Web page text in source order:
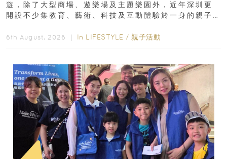
遊，除了大型商場、遊樂場及主題樂園外，近年深圳更
開設不少集教育、藝術、科技及互動體驗於一身的親子
6th August, 2026 ｜ In LIFESTYLE / 親子活動